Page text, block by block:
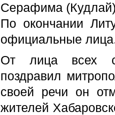
Серафима
По окончании
официальные
От лица всех
поздравил
своей речи он
жителей